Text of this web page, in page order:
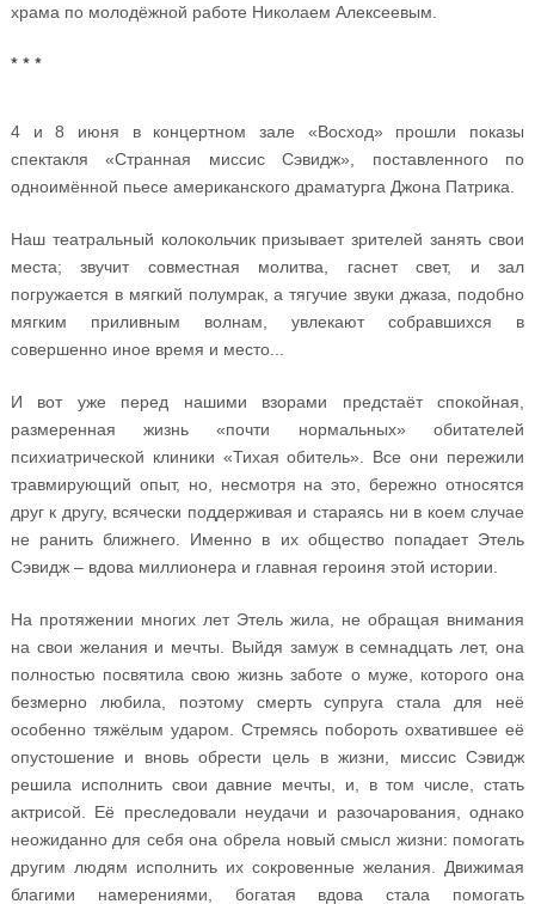
храма по молодёжной работе Николаем Алексеевым.
* * *
4 и 8 июня в концертном зале «Восход» прошли показы
спектакля «Странная миссис Сэвидж», поставленного по
одноимённой пьесе американского драматурга Джона Патрика.
Наш театральный колокольчик призывает зрителей занять свои
места; звучит совместная молитва, гаснет свет, и зал
погружается в мягкий полумрак, а тягучие звуки джаза, подобно
мягким приливным волнам, увлекают собравшихся в
совершенно иное время и место...
И вот уже перед нашими взорами предстаёт спокойная,
размеренная жизнь «почти нормальных» обитателей
психиатрической клиники «Тихая обитель». Все они пережили
травмирующий опыт, но, несмотря на это, бережно относятся
друг к другу, всячески поддерживая и стараясь ни в коем случае
не ранить ближнего. Именно в их общество попадает Этель
Сэвидж – вдова миллионера и главная героиня этой истории.
На протяжении многих лет Этель жила, не обращая внимания
на свои желания и мечты. Выйдя замуж в семнадцать лет, она
полностью посвятила свою жизнь заботе о муже, которого она
безмерно любила, поэтому смерть супруга стала для неё
особенно тяжёлым ударом. Стремясь побороть охватившее её
опустошение и вновь обрести цель в жизни, миссис Сэвидж
решила исполнить свои давние мечты, и, в том числе, стать
актрисой. Её преследовали неудачи и разочарования, однако
неожиданно для себя она обрела новый смысл жизни: помогать
другим людям исполнить их сокровенные желания. Движимая
благими намерениями, богатая вдова стала помогать